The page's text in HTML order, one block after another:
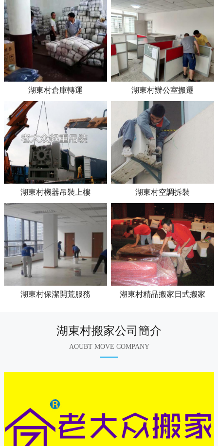
湖東村倉庫轉運 湖東村辦公室搬遷
湖東村機器吊裝上樓 湖東村空調拆裝
湖東村保潔開荒服務 湖東村精品搬家日式搬家
湖東村搬家公司簡介
AOUBT MOVE COMPANY